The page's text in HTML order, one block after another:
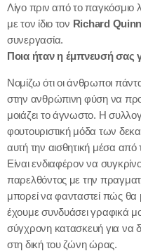
Λίγο πριν από το παγκόσμιο
με τον ίδιο τον Richard
συνεργασία.
Ποια ήταν η έμπνευσή σας
Νομίζω ότι οι άνθρωποι
στην ανθρώπινη φύση να
μοιάζει το άγνωστο. Η
φουτουριστική μόδα των
αυτή την αισθητική μέσα
Είναι ενδιαφέρον να
παρελθόντος με την
μπορεί να φανταστεί πώς θα
έχουμε συνδυάσει γραφικά
σύγχρονη κατασκευή για να
στη δική του ζώνη ώρας.